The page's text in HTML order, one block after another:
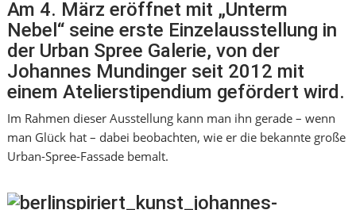
Am 4. März eröffnet mit „Unterm
Nebel“ seine erste Einzelausstellung in
der Urban Spree Galerie, von der
Johannes Mundinger seit 2012 mit
einem Atelierstipendium gefördert wird.
Im Rahmen dieser Ausstellung kann man ihn gerade – wenn
man Glück hat – dabei beobachten, wie er die bekannte große
Urban-Spree-Fassade bemalt.